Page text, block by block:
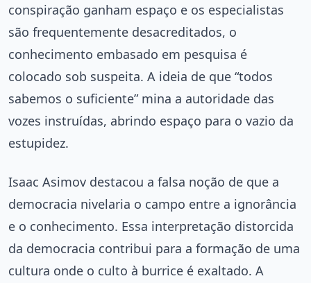
conspiração ganham espaço e os especialistas
são frequentemente desacreditados, o
conhecimento embasado em pesquisa é
colocado sob suspeita. A ideia de que “todos
sabemos o suficiente” mina a autoridade das
vozes instruídas, abrindo espaço para o vazio da
estupidez.
Isaac Asimov destacou a falsa noção de que a
democracia nivelaria o campo entre a ignorância
e o conhecimento. Essa interpretação distorcida
da democracia contribui para a formação de uma
cultura onde o culto à burrice é exaltado. A